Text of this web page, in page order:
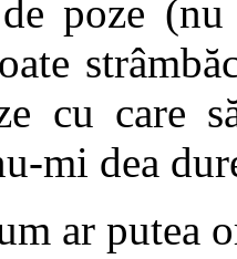
poze
cu care
mi dea
ar putea